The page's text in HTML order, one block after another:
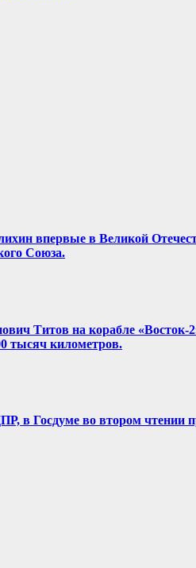
впервые в Великой
Союза.
Титов на корабле
тысяч километров.
в Госдуме во втором